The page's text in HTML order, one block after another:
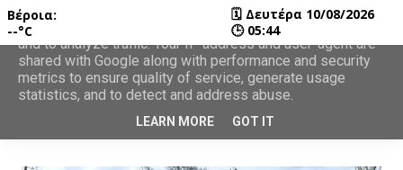
Βέροια:
--°C
🗓 Δευτέρα 10/08/2026
🕒 05:44
This site uses cookies from Google to deliver its services
and to analyze traffic. Your IP address and user-agent are
shared with Google along with performance and security
metrics to ensure quality of service, generate usage
statistics, and to detect and address abuse.
LEARN MORE GOT IT